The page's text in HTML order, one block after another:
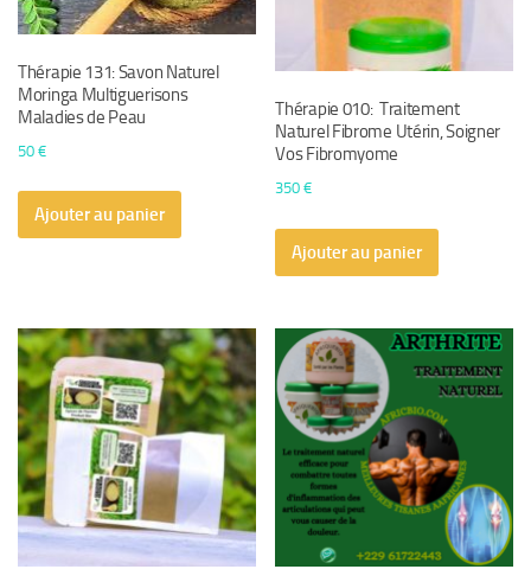
Thérapie 131: Savon Naturel
Moringa Multiguerisons
Maladies de Peau
50 €
Ajouter au panier
Thérapie 010: Traitement
Naturel Fibrome Utérin, Soigner
Vos Fibromyome
350€
Ajouter au panier